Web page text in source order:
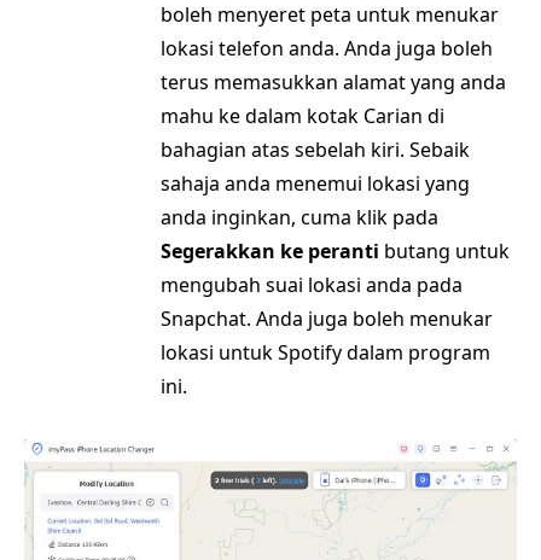
boleh menyeret peta untuk menukar
lokasi telefon anda. Anda juga boleh
terus memasukkan alamat yang anda
mahu ke dalam kotak Carian di
bahagian atas sebelah kiri. Sebaik
sahaja anda menemui lokasi yang
anda inginkan, cuma klik pada
Segerakkan ke peranti butang untuk
mengubah suai lokasi anda pada
Snapchat. Anda juga boleh menukar
lokasi untuk Spotify dalam program
ini.